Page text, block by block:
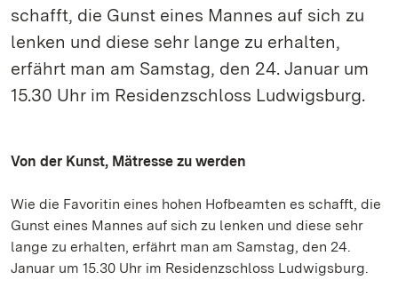
schafft, die Gunst eines Mannes auf sich zu
lenken und diese sehr lange zu erhalten,
erfährt man am Samstag, den 24. Januar um
15.30 Uhr im Residenzschloss Ludwigsburg.
Von der Kunst, Mätresse zu werden
Wie die Favoritin eines hohen Hofbeamten es schafft, die
Gunst eines Mannes auf sich zu lenken und diese sehr
lange zu erhalten, erfährt man am Samstag, den 24.
Januar um 15.30 Uhr im Residenzschloss Ludwigsburg.